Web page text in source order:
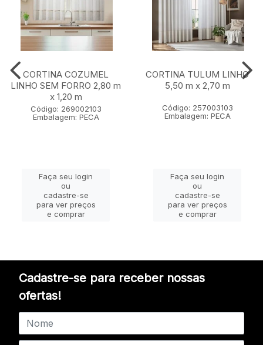
CORTINA COZUMEL
LINHO SEM FORRO 2,80 m
x 1,20 m
Código: 269002103
Embalagem: PECA
Faça seu login
ou
cadastre-se
para ver preços
e comprar
CORTINA TULUM LINHO
5,50 m x 2,70 m
Código: 257003103
Embalagem: PECA
Faça seu login
ou
cadastre-se
para ver preços
e comprar
Cadastre-se para receber nossas
ofertas!